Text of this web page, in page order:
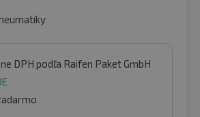
DPH podľa Raifen Paket GmbH